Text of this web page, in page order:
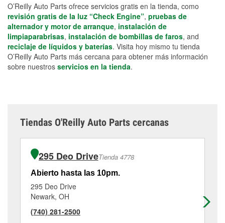
O’Reilly Auto Parts ofrece servicios gratis en la tienda, como
revisión gratis de la luz “Check Engine”, pruebas de
alternador y motor de arranque, instalación de
limpiaparabrisas, instalación de bombillas de faros, and
reciclaje de líquidos y baterías. Visita hoy mismo tu tienda
O’Reilly Auto Parts más cercana para obtener más información
sobre nuestros servicios en la tienda.
Tiendas O'Reilly Auto Parts cercanas
295 Deo DriveTienda 4778
Abierto hasta las 10pm.
295 Deo Drive
Newark, OH
(740) 281-2500